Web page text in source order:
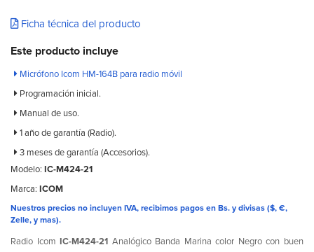
Ficha técnica del producto
Este producto incluye
Micrófono Icom HM-164B para radio móvil
Programación inicial.
Manual de uso.
1 año de garantía (Radio).
3 meses de garantía (Accesorios).
Modelo: IC-M424-21
Marca: ICOM
Nuestros precios no incluyen IVA, recibimos pagos en Bs. y divisas ($, €,
Zelle, y mas).
Radio IcomIC-M424-21 Analógico Banda Marina color Negro con buen